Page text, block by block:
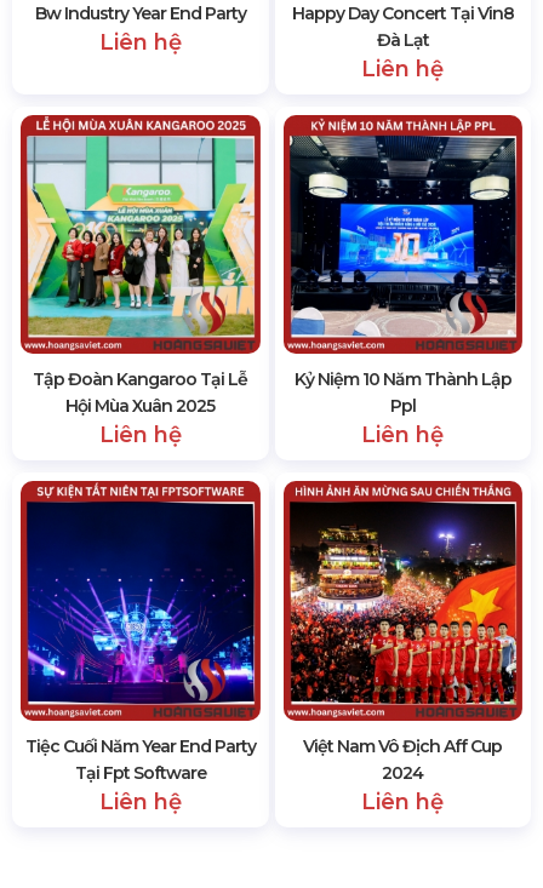
Bw Industry Year End Party
Liên hệ
Happy Day Concert Tại Vin8
Đà Lạt
Liên hệ
Tập Đoàn Kangaroo Tại Lễ
Hội Mùa Xuân 2025
Liên hệ
Kỷ Niệm 10 Năm Thành Lập
Ppl
Liên hệ
Tiệc Cuối Năm Year End Party
Tại Fpt Software
Liên hệ
Việt Nam Vô Địch Aff Cup
2024
Liên hệ